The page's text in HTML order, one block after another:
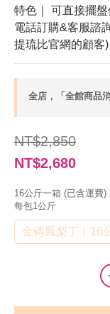
特色｜ 可直接擺
電話訂購&客服諮
提琉比官網的顧客)
全店，「全館商品
NT$2,850
NT$2,680
16公斤一箱 (已含運費)
每包1公斤
金磚鳳梨丁｜16